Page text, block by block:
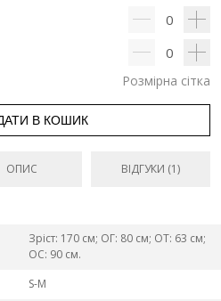
0
0
Розмірна сітка
В КОШИК
ОПИС ВІДГУКИ (1)
Зріст: 170 см; ОГ: 80 см; ОТ: 63 см;
ОС: 90 см.
S-M